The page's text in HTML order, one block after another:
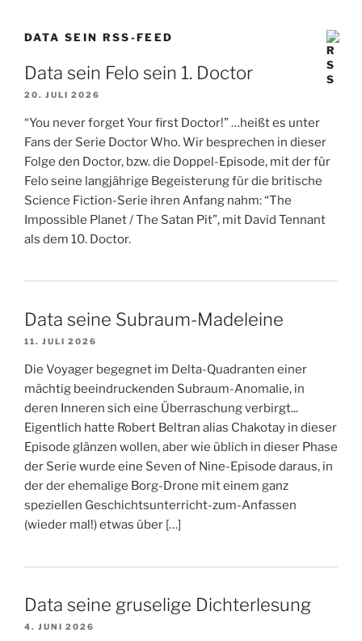
DATA SEIN RSS-FEED
Data sein Felo sein 1. Doctor
20. JULI 2026
“You never forget Your first Doctor!” …heißt es unter
Fans der Serie Doctor Who. Wir besprechen in dieser
Folge den Doctor, bzw. die Doppel-Episode, mit der für
Felo seine langjährige Begeisterung für die britische
Science Fiction-Serie ihren Anfang nahm: “The
Impossible Planet / The Satan Pit”, mit David Tennant
als dem 10. Doctor.
Data seine Subraum-Madeleine
11. JULI 2026
Die Voyager begegnet im Delta-Quadranten einer
mächtig beeindruckenden Subraum-Anomalie, in
deren Inneren sich eine Überraschung verbirgt...
Eigentlich hatte Robert Beltran alias Chakotay in dieser
Episode glänzen wollen, aber wie üblich in dieser Phase
der Serie wurde eine Seven of Nine-Episode daraus, in
der der ehemalige Borg-Drone mit einem ganz
speziellen Geschichtsunterricht-zum-Anfassen
(wieder mal!) etwas über […]
Data seine gruselige Dichterlesung
4. JUNI 2026